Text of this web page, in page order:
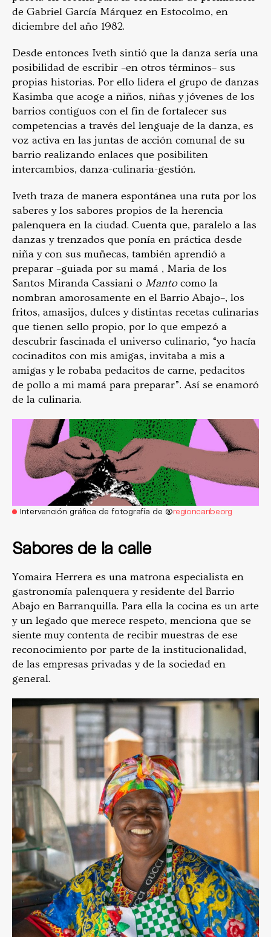
de Gabriel García Márquez en Estocolmo, en
diciembre del año 1982.
Desde entonces Iveth sintió que la danza sería una
posibilidad de escribir –en otros términos– sus
propias historias. Por ello lidera el grupo de danzas
Kasimba que acoge a niños, niñas y jóvenes de los
barrios contiguos con el fin de fortalecer sus
competencias a través del lenguaje de la danza, es
voz activa en las juntas de acción comunal de su
barrio realizando enlaces que posibiliten
intercambios, danza-culinaria-gestión.
Iveth traza de manera espontánea una ruta por los
saberes y los sabores propios de la herencia
palenquera en la ciudad. Cuenta que, paralelo a las
danzas y trenzados que ponía en práctica desde
niña y con sus muñecas, también aprendió a
preparar –guiada por su mamá , Maria de los
Santos Miranda Cassiani o Mantocomo la
nombran amorosamente en el Barrio Abajo–, los
fritos, amasijos, dulces y distintas recetas culinarias
que tienen sello propio, por lo que empezó a
descubrir fascinada el universo culinario, “yo hacía
cocinaditos con mis amigas, invitaba a mis a
amigas y le robaba pedacitos de carne, pedacitos
de pollo a mi mamá para preparar”. Así se enamoró
de la culinaria.
Intervención gráfica de fotografía de @regioncaribeorg
Sabores de la calle
Yomaira Herrera es una matrona especialista en
gastronomía palenquera y residente del Barrio
Abajo en Barranquilla. Para ella la cocina es un arte
y un legado que merece respeto, menciona que se
siente muy contenta de recibir muestras de ese
reconocimiento por parte de la institucionalidad,
de las empresas privadas y de la sociedad en
general.